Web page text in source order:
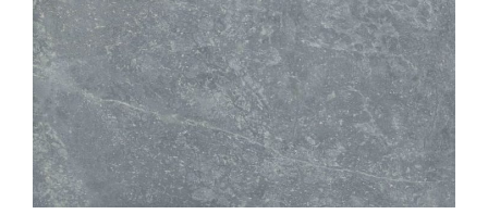
Contact
Offerte aanvragen